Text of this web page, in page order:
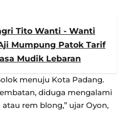
Tito Wanti - Wanti
Mumpung Patok Tarif
Mudik Lebaran
menuju Kota Padang.
diduga mengalami
rem blong,” ujar Oyon,